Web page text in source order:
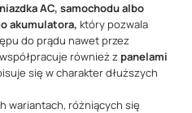
AC, samochodu albo
akumulatora, który pozwala
do prądu nawet przez
również z panelami
się w charakter dłuższych
wariantach, różniących się